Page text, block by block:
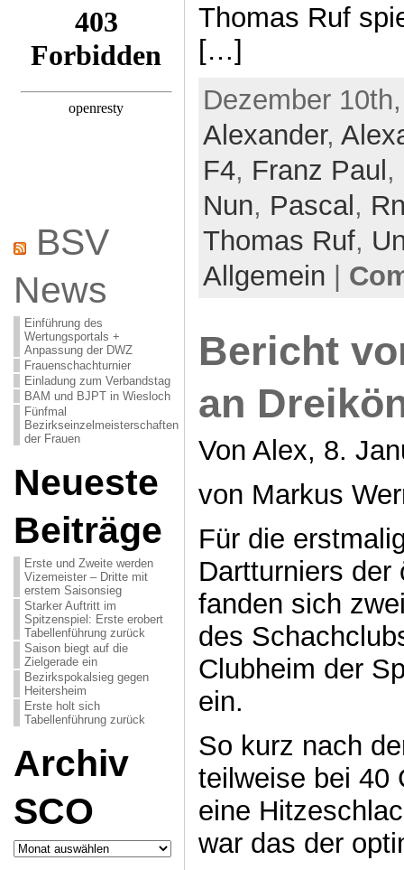
BSV
News
Einführung des
Wertungsportals +
Anpassung der DWZ
Frauenschachturnier
Einladung zum Verbandstag
BAM und BJPT in Wiesloch
Fünfmal
Bezirkseinzelmeisterschaften
der Frauen
Neueste
Beiträge
Erste und Zweite werden
Vizemeister – Dritte mit
erstem Saisonsieg
Starker Auftritt im
Spitzenspiel: Erste erobert
Tabellenführung zurück
Saison biegt auf die
Zielgerade ein
Bezirkspokalsieg gegen
Heitersheim
Erste holt sich
Tabellenführung zurück
Archiv
SCO
Archiv
SCO
Thomas Ruf
[…]
Dezember
Alexander,
F4, Franz Paul ,
Nun, Pascal ,
Thomas Ruf,
Allgemein
Bericht
an
Von Alex, 8.
von Markus
Für die
Dartturniers der
fanden sich
des
Clubheim der
ein.
So kurz nach
teilweise bei 40
eine
war das der